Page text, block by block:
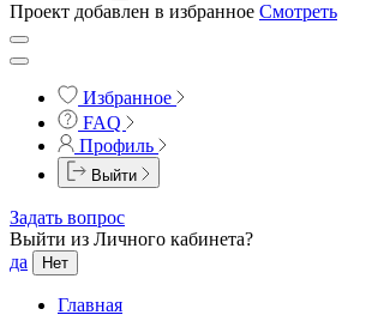
Проект добавлен в избранное Смотреть
Избранное
FAQ
Профиль
Выйти
Задать вопрос
Выйти из Личного кабинета?
да
Нет
Главная